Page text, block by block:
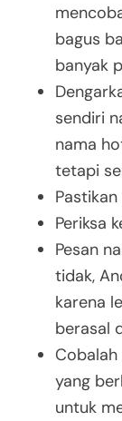
bagus
banyak
sendiri
nama
tetapi
Periksa
Pesan
tidak,
karena
berasal
yang
untuk